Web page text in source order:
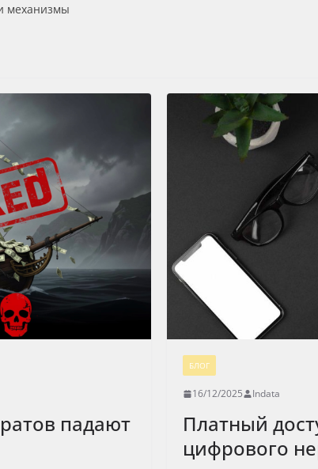
механизмы
падают
БЛОГ
16/12/2025 Indata
Платный
цифрового